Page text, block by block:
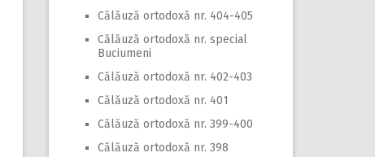
Călăuză ortodoxă nr. 404-405
Călăuză ortodoxă nr. special
Buciumeni
Călăuză ortodoxă nr. 402-403
Călăuză ortodoxă nr. 401
Călăuză ortodoxă nr. 399-400
Călăuză ortodoxă nr. 398